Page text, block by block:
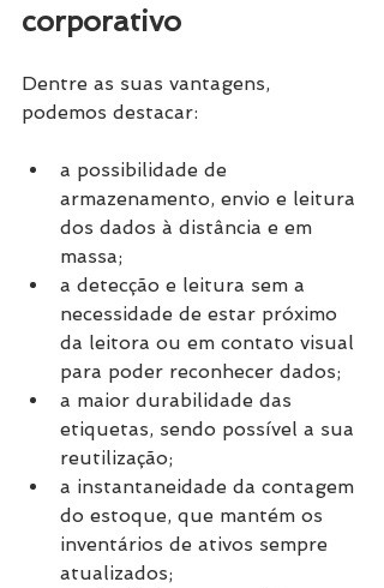
corporativo
Dentre as suas vantagens,
podemos destacar:
a possibilidade de
armazenamento, envio e leitura
dos dados à distância e em
massa;
a detecção e leitura sem a
necessidade de estar próximo
da leitora ou em contato visual
para poder reconhecer dados;
a maior durabilidade das
etiquetas, sendo possível a sua
reutilização;
a instantaneidade da contagem
do estoque, que mantém os
inventários de ativos sempre
atualizados;